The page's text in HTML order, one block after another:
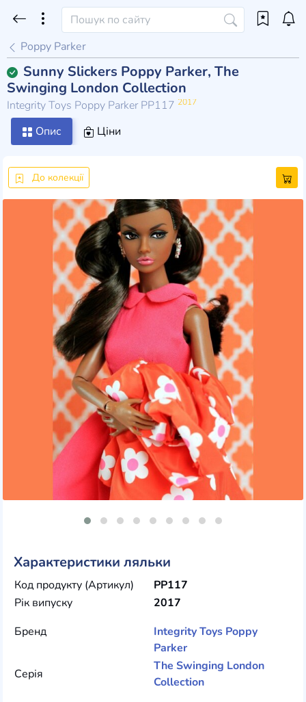
Poppy Parker
Sunny Slickers Poppy Parker, The
Swinging London Collection
Integrity Toys Poppy Parker PP117 2017
Опис Ціни
До колекції
Характеристики ляльки
Код продукту (Артикул)
PP117
Рік випуску
2017
Бренд
Integrity Toys Poppy
Parker
Серія
The Swinging London
Collection